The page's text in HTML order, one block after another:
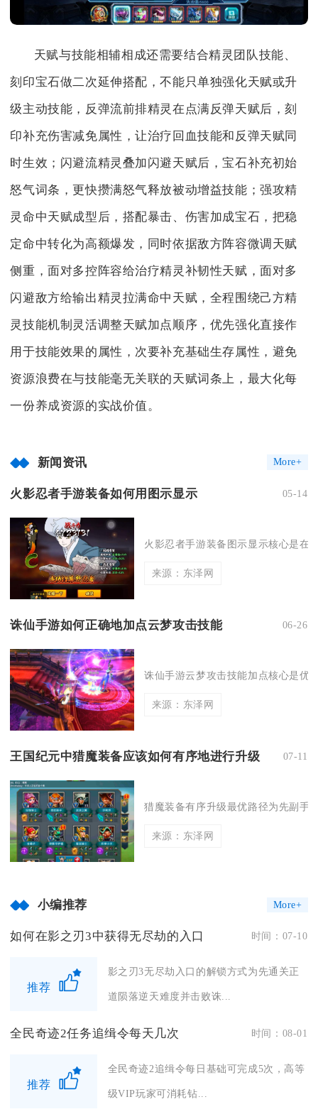
天赋与技能相辅相成还需要结合精灵团队技能、
刻印宝石做二次延伸搭配，不能只单独强化天赋或升
级主动技能，反弹流前排精灵在点满反弹天赋后，刻
印补充伤害减免属性，让治疗回血技能和反弹天赋同
时生效；闪避流精灵叠加闪避天赋后，宝石补充初始
怒气词条，更快攒满怒气释放被动增益技能；强攻精
灵命中天赋成型后，搭配暴击、伤害加成宝石，把稳
定命中转化为高额爆发，同时依据敌方阵容微调天赋
侧重，面对多控阵容给治疗精灵补韧性天赋，面对多
闪避敌方给输出精灵拉满命中天赋，全程围绕己方精
灵技能机制灵活调整天赋加点顺序，优先强化直接作
用于技能效果的属性，次要补充基础生存属性，避免
资源浪费在与技能毫无关联的天赋词条上，最大化每
一份养成资源的实战价值。
新闻资讯 More+
火影忍者手游装备如何用图示显示 05-14
火影忍者手游装备图示显示核心是在
来源：东泽网
诛仙手游如何正确地加点云梦攻击技能 06-26
诛仙手游云梦攻击技能加点核心是优
来源：东泽网
王国纪元中猎魔装备应该如何有序地进行升级 07-11
猎魔装备有序升级最优路径为先副手
来源：东泽网
小编推荐 More+
如何在影之刃3中获得无尽劫的入口 时间：07-10
推荐
影之刃3无尽劫入口的解锁方式为先通关正
道陨落逆天难度并击败诛...
全民奇迹2任务追缉令每天几次 时间：08-01
推荐
全民奇迹2追缉令每日基础可完成5次，高等
级VIP玩家可消耗钻...